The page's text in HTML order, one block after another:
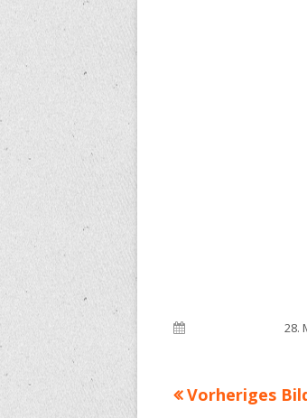
Veröffentlicht am28.
Vorheriges